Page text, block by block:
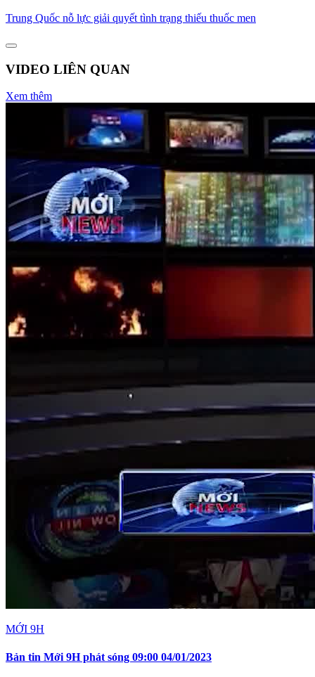
Trung Quốc nỗ lực giải quyết tình trạng thiếu thuốc men
VIDEO LIÊN QUAN
Xem thêm
MỚI 9H
Bản tin Mới 9H phát sóng 09:00 04/01/2023